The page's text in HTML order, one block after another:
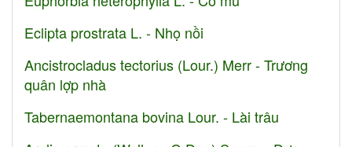
Eclipta prostrata L. - Nhọ nồi
Ancistrocladus tectorius (Lour.) Merr - Trương
quân lợp nhà
Tabernaemontana bovina Lour. - Lài trâu